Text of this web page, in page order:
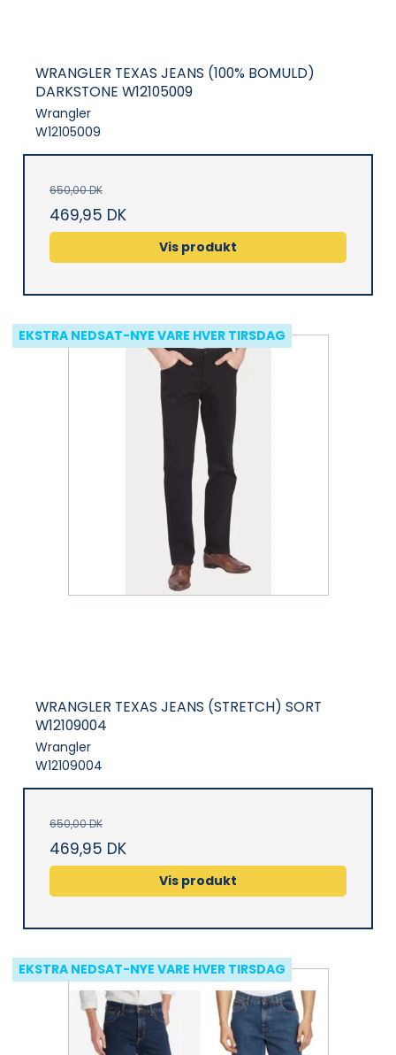
WRANGLER TEXAS JEANS (100% BOMULD)
DARKSTONE W12105009
Wrangler
W12105009
650,00 DK
469,95 DK
Vis produkt
EKSTRA NEDSAT-NYE VARE HVER TIRSDAG
WRANGLER TEXAS JEANS (STRETCH) SORT
W12109004
Wrangler
W12109004
650,00 DK
469,95 DK
Vis produkt
EKSTRA NEDSAT-NYE VARE HVER TIRSDAG